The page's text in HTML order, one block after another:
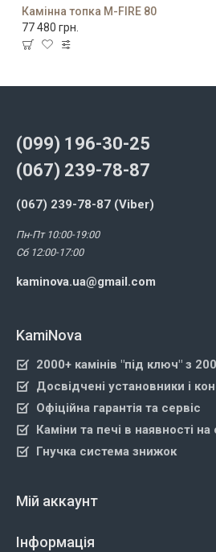
Камінна топка M-FIRE 80
77 480 грн.
(099) 196-30-25
(067) 239-78-87
(067) 239-78-87 (Viber)
Пн-Пт 10:00-19:00
Сб 12:00-17:00
kaminova.ua@gmail.com
KamiNova
2000+ камінів "під ключ" з
Досвідчені установники і
Офіційна гарантія та сервіс
Каміни та печі в наявності на
Гнучка система знижок
Мій аккаунт
Інформація